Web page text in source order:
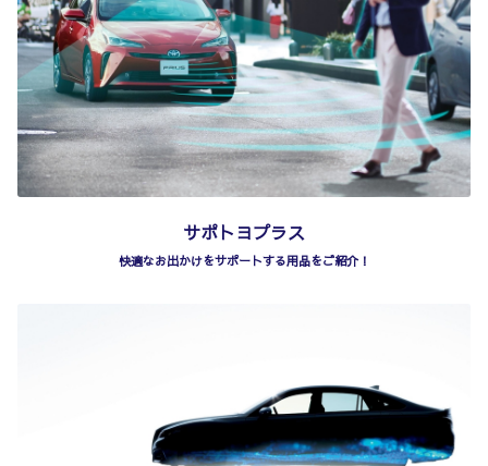
サポトヨプラス
快適なお出かけをサポートする用品をご紹介！